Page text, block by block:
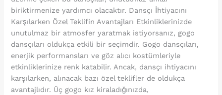
biriktirmenize yardımcı olacaktır. Dansçı İhtiyacını
Karşılarken Özel Teklifin Avantajları Etkinliklerinizde
unutulmaz bir atmosfer yaratmak istiyorsanız, gogo
dansçıları oldukça etkili bir seçimdir. Gogo dansçıları,
enerjik performansları ve göz alıcı kostümleriyle
etkinliklerinize renk katabilir. Ancak, dansçı ihtiyacını
karşılarken, alınacak bazı özel teklifler de oldukça
avantajlıdır. Üç gogo kız kiraladığınızda,